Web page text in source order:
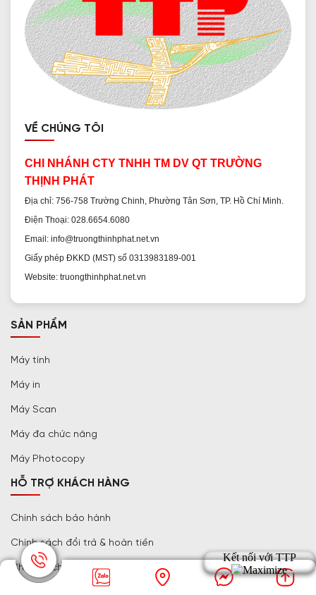
VỀ CHÚNG TÔI
CHI NHÁNH CTY TNHH TM DV QT TRƯỜNG
THỊNH PHÁT
Địa chỉ: 756-758 Trường Chinh, Phường Tân Sơn, TP. Hồ Chí Minh.
Điện Thoại: 028.6654.6080
Email: info@truongthinhphat.net.vn
Giấy phép ĐKKD (MST) số 0313983189-001
Website: truongthinhphat.net.vn
SẢN PHẨM
Máy tính
Máy in
Máy Scan
Máy đa chức năng
Máy Photocopy
HỖ TRỢ KHÁCH HÀNG
Chính sách bảo hành
Chính sách đổi trả & hoàn tiền
Chính sách vận chuyển